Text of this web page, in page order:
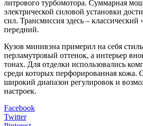
литрового турбомотора. Суммарная
электрической силовой установки
сил. Трансмиссия здесь –
передний.
Кузов минивэна примерил на себя
перламутровый оттенок, а интерьер
тонах. Для отделки использовались
среди которых перфорированная кожа.
широкий диапазон регулировок и
настроек.
Facebook
Twitter